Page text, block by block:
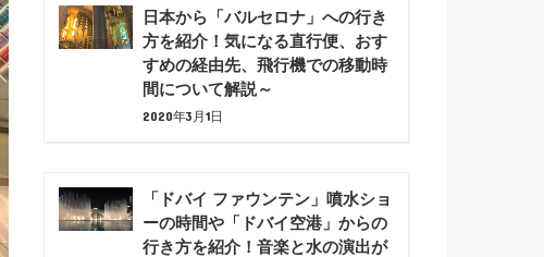
日本から「バルセロナ」への行き
方を紹介！気になる直行便、おす
すめの経由先、飛行機での移動時
間について解説～
2020年3月1日
「ドバイ ファウンテン」噴水ショ
ーの時間や「ドバイ空港」からの
行き方を紹介！音楽と水の演出が